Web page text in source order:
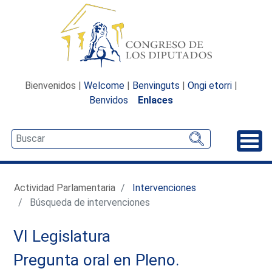
Bienvenidos | Welcome | Benvinguts | Ongi etorri |
Benvidos
Enlaces
Actividad Parlamentaria
Intervenciones
Búsqueda de intervenciones
VI Legislatura
Pregunta oral en Pleno.